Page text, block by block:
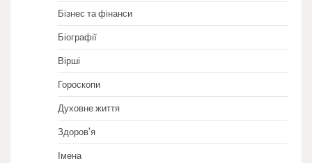
Бізнес та фінанси
Біографії
Вірші
Гороскопи
Духовне життя
Здоров'я
Імена